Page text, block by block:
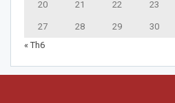
20 21 22 23
27 28 29 30
« Th6